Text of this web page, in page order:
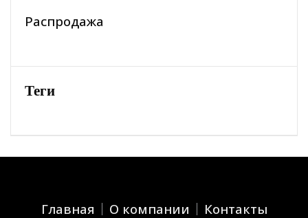
Распродажа
Теги
Главная О компании Контакты